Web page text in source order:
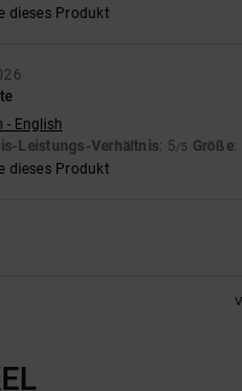
dieses Produkt
- English
Leistungs-Verhältnis: 5/5 Größe:
dieses Produkt